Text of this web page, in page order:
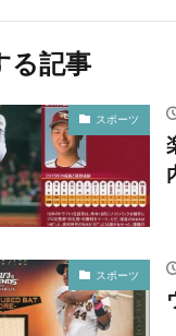
る記事
スポーツ
スポーツ